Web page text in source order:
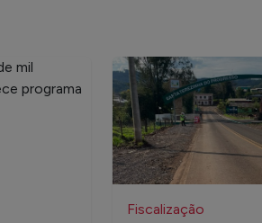
Fiscalização